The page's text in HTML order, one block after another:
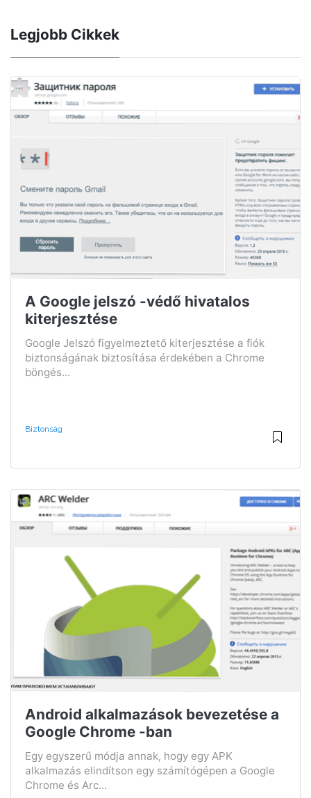
Legjobb Cikkek
A Google jelszó -védő hivatalos
kiterjesztése
Google Jelszó figyelmeztető kiterjesztése a fiók
biztonságának biztosítása érdekében a Chrome
böngés...
Biztonság
Android alkalmazások bevezetése a
Google Chrome -ban
Egy egyszerű módja annak, hogy egy APK
alkalmazás elindítson egy számítógépen a Google
Chrome és Arc...